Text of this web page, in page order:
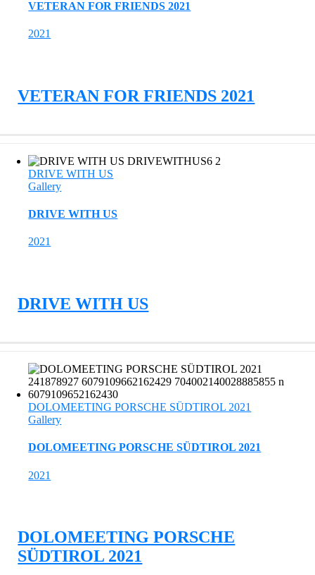
VETERAN FOR FRIENDS 2021
2021
VETERAN FOR FRIENDS 2021
DRIVE WITH US
Gallery
DRIVE WITH US
2021
DRIVE WITH US
DOLOMEETING PORSCHE SÜDTIROL 2021
Gallery
DOLOMEETING PORSCHE SÜDTIROL 2021
2021
DOLOMEETING PORSCHE
SÜDTIROL 2021